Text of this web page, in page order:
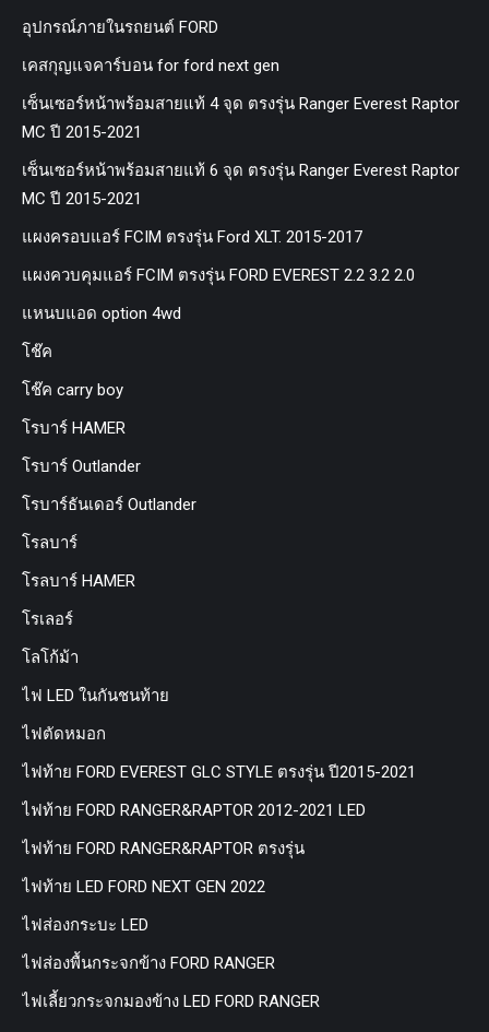
อุปกรณ์ภายในรถยนต์ FORD
เคสกุญแจคาร์บอน for ford next gen
เซ็นเซอร์หน้าพร้อมสายแท้ 4 จุด ตรงรุ่น Ranger Everest Raptor
MC ปี 2015-2021
เซ็นเซอร์หน้าพร้อมสายแท้ 6 จุด ตรงรุ่น Ranger Everest Raptor
MC ปี 2015-2021
แผงครอบแอร์ FCIM ตรงรุ่น Ford XLT. 2015-2017
แผงควบคุมแอร์ FCIM ตรงรุ่น FORD EVEREST 2.2 3.2 2.0
แหนบแอด option 4wd
โช๊ค
โช๊ค carry boy
โรบาร์ HAMER
โรบาร์ Outlander
โรบาร์ธันเดอร์ Outlander
โรลบาร์
โรลบาร์ HAMER
โรเลอร์
โลโก้ม้า
ไฟ LED ในกันชนท้าย
ไฟตัดหมอก
ไฟท้าย FORD EVEREST GLC STYLE ตรงรุ่น ปี2015-2021
ไฟท้าย FORD RANGER&RAPTOR 2012-2021 LED
ไฟท้าย FORD RANGER&RAPTOR ตรงรุ่น
ไฟท้าย LED FORD NEXT GEN 2022
ไฟส่องกระบะ LED
ไฟส่องพื้นกระจกข้าง FORD RANGER
ไฟเลี้ยวกระจกมองข้าง LED FORD RANGER